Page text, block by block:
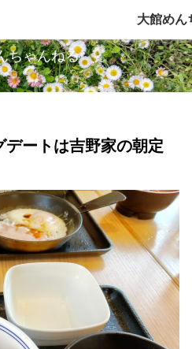
ちゃんねる
デートは吉野家の朝定
大館めん